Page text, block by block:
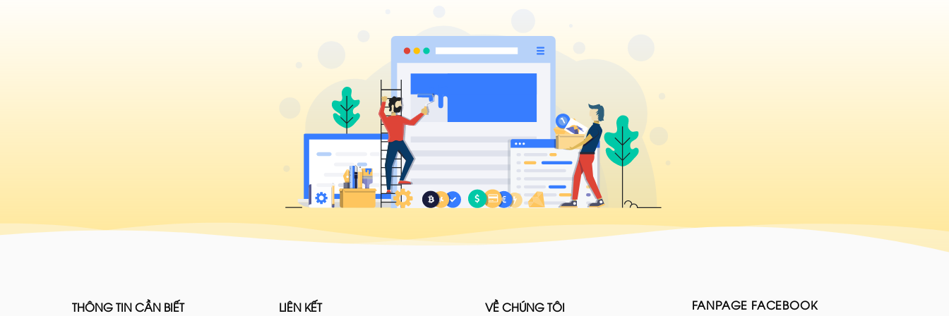
THÔNG TIN CẦN BIẾT LIÊN KẾT VỀ CHÚNG TÔI FANPAGE FACEBOOK